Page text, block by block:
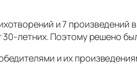
и 7
30-летних. Поэтому решено
и их